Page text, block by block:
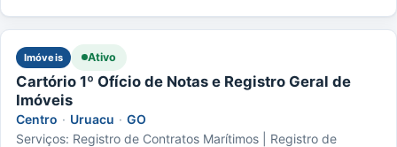
Imóveis Ativo
Cartório 1º Ofício de Notas e Registro Geral de
Imóveis
Centro · Uruacu · GO
Serviços: Registro de Contratos Marítimos | Registro de